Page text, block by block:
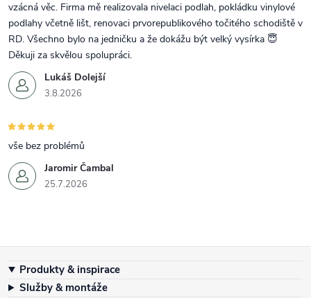
Lukáš Dolejší
3.8.2026
vzácná věc. Firma mě realizovala nivelaci podlah, pokládku vinylové
podlahy včetně lišt, renovaci prvorepublikového točitého schodiště v
RD. Všechno bylo na jedničku a že dokážu být velký vysírka 😇
Děkuji za skvělou spolupráci.
Jaromir Čambal
25.7.2026
vše bez problémů
Produkty & inspirace
Služby & montáže